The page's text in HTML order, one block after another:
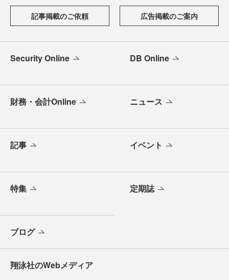
記事掲載のご依頼 広告掲載のご案内
Security Online DB Online
財務・会計Online ニュース
記事 イベント
特集 定期誌
ブログ
翔泳社のWebメディア